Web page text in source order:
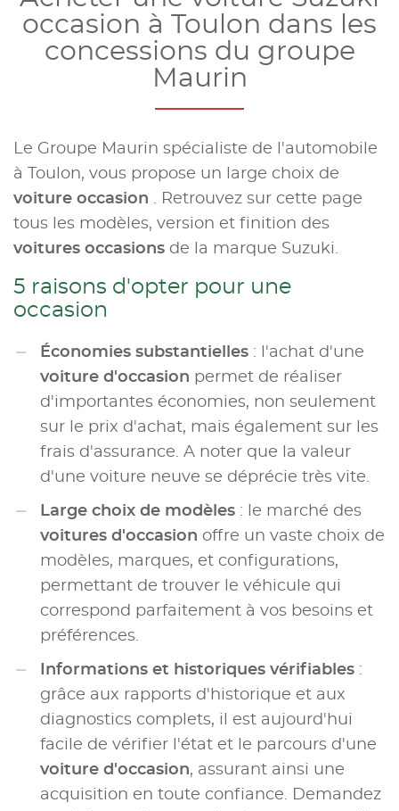
occasion à Toulon dans les
concessions du groupe
Maurin
Le Groupe Maurin spécialiste de l'automobile
à Toulon, vous propose un large choix de
voiture occasion . Retrouvez sur cette page
tous les modèles, version et finition des
voitures occasions de la marque Suzuki.
5 raisons d'opter pour une
occasion
Économies substantielles : l'achat d'une
voiture d'occasion permet de réaliser
d'importantes économies, non seulement
sur le prix d'achat, mais également sur les
frais d'assurance. A noter que la valeur
d'une voiture neuve se déprécie très vite.
Large choix de modèles : le marché des
voitures d'occasion offre un vaste choix de
modèles, marques, et configurations,
permettant de trouver le véhicule qui
correspond parfaitement à vos besoins et
préférences.
Informations et historiques vérifiables :
grâce aux rapports d'historique et aux
diagnostics complets, il est aujourd'hui
facile de vérifier l'état et le parcours d'une
voiture d'occasion, assurant ainsi une
acquisition en toute confiance. Demandez